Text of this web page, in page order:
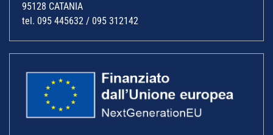
95128 CATANIA
tel. 095 445632 / 095 312142